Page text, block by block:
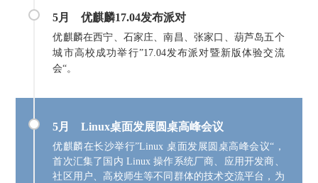
5月 优麒麟17.04发布派对
优麒麟在西宁、石家庄、南昌、张家口、葫芦岛五个
城市高校成功举行”17.04发布派对暨新版体验交流
会“。
5月Linux桌面发展圆桌高峰会议
优麒麟在长沙举行”Linux 桌面发展圆桌高峰会议“，
首次汇集了国内 Linux 操作系统厂商、应用开发商、
社区用户、高校师生等不同群体的技术交流平台，为